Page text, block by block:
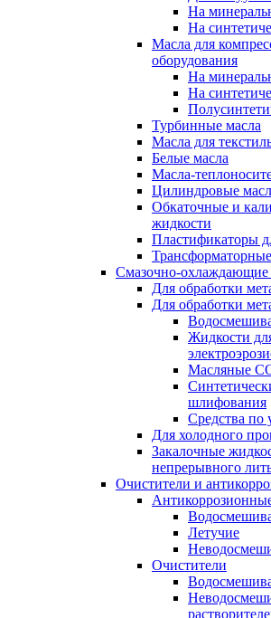
На
На
Масла для
оборудования
На
На
Турбинные масла
Масла для
Белые масла
Масла-
Цилиндровые
Обкаточные и
жидкости
Пластификаторы
Смазочно-охлаждающие
Для обработки
Для обработки
Жидкости
Масляные
шлифования
Средства
Для холодного
Закалочные
непрерывного
Очистители и
Летучие
Очистители